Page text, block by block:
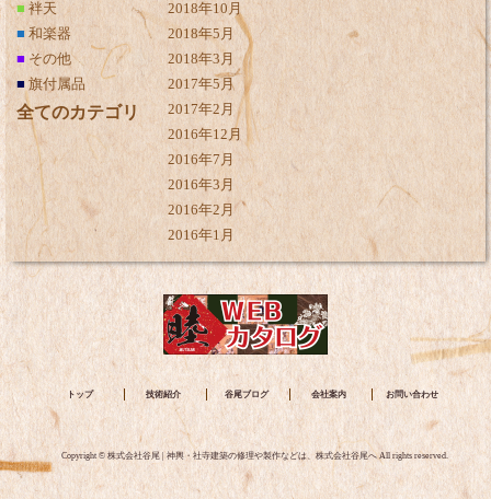
■ 袢天
■ 和楽器
■ その他
■ 旗付属品
全てのカテゴリ
2018年10月
2018年5月
2018年3月
2017年5月
2017年2月
2016年12月
2016年7月
2016年3月
2016年2月
2016年1月
トップ 技術紹介 谷尾ブログ 会社案内 お問い合わせ
Copyright © 株式会社谷尾 | 神輿・社寺建築の修理や製作などは、株式会社谷尾へ All rights reserved.